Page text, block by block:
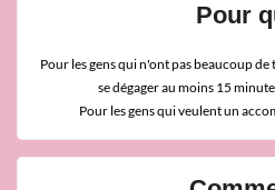
Pour
Pour les gens qui n'ont pas beaucoup
se dégager au moins 15
Pour les gens qui veulent un